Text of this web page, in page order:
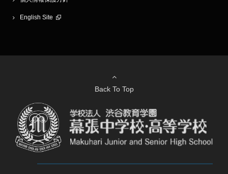
English Site
Back To Top